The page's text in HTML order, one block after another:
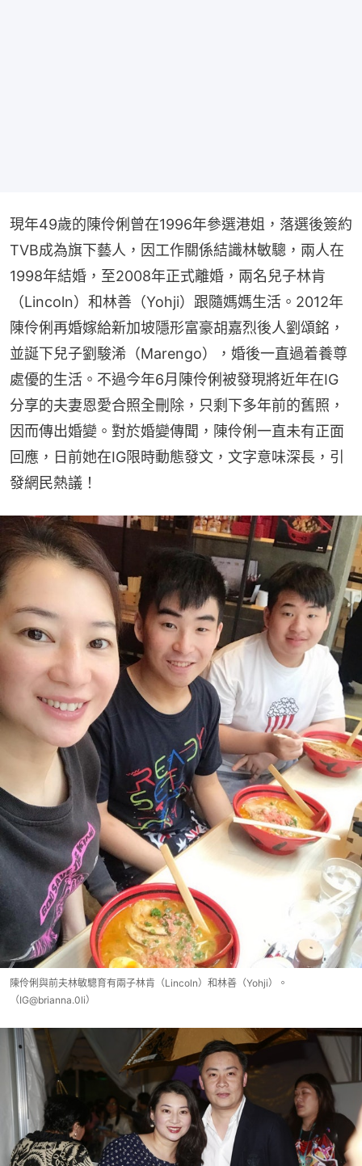
現年49歲的陳伶俐曾在1996年參選港姐，落選後簽約
TVB成為旗下藝人，因工作關係結識林敏驄，兩人在
1998年結婚，至2008年正式離婚，兩名兒子林肯
（Lincoln）和林善（Yohji）跟隨媽媽生活。2012年
陳伶俐再婚嫁給新加坡隱形富豪胡嘉烈後人劉頌銘，
並誕下兒子劉駿浠（Marengo），婚後一直過着養尊
處優的生活。不過今年6月陳伶俐被發現將近年在IG
分享的夫妻恩愛合照全刪除，只剩下多年前的舊照，
因而傳出婚變。對於婚變傳聞，陳伶俐一直未有正面
回應，日前她在IG限時動態發文，文字意味深長，引
發網民熱議！
陳伶俐與前夫林敏驄育有兩子林肯（Lincoln）和林善（Yohji）。
（IG@brianna.0li）